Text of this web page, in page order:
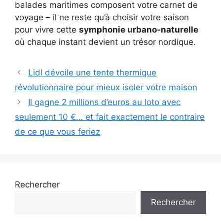
balades maritimes composent votre carnet de
voyage – il ne reste qu’à choisir votre saison
pour vivre cette symphonie urbano-naturelle
où chaque instant devient un trésor nordique.
Lidl dévoile une tente thermique
révolutionnaire pour mieux isoler votre maison
Il gagne 2 millions d’euros au loto avec
seulement 10 €… et fait exactement le contraire
de ce que vous feriez
Rechercher
Rechercher